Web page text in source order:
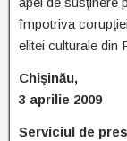
împotriva
elitei culturale din
Chişinău,
3 aprilie 2009
Serviciul de